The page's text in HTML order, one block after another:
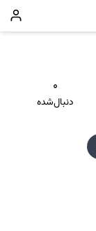
۰
دنبال‌شده